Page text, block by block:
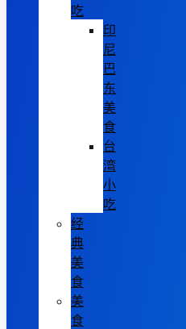
吃
印
尼
巴
东
美
食
台
湾
小
吃
经
典
美
食
美
食